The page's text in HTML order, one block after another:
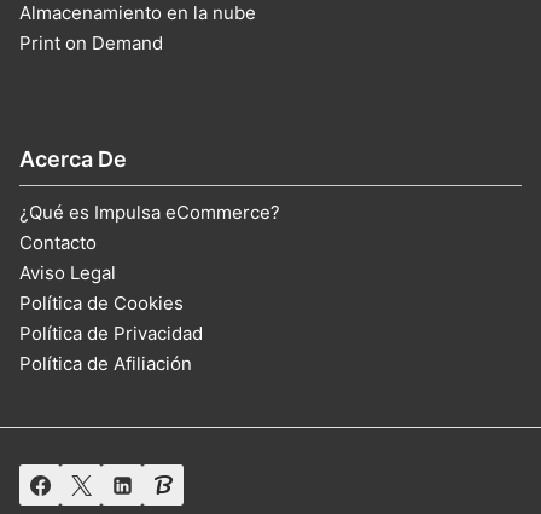
Acerca De
¿Qué es Impulsa eCommerce?
Contacto
Aviso Legal
Política de Cookies
Política de Privacidad
Política de Afiliación
Almacenamiento en la nube
Print on Demand